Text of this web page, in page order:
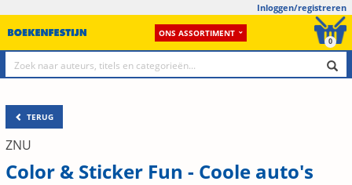
Inloggen/registreren
ONS ASSORTIMENT
0
TERUG
ZNU
Color & Sticker Fun - Coole auto's